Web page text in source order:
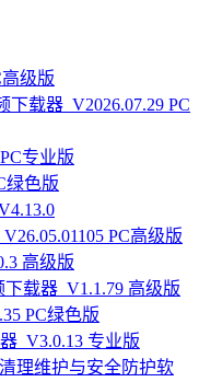
级版
载器_V2026.07.29 PC
专业版
绿色版
PC高级版
高级版
载器_V1.1.79 高级版
PC绿色版
_V3.0.13 专业版
清理维护与安全防护软